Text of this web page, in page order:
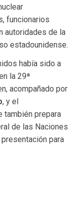
funcionarios
autoridades de la
estadounidense.
había sido a
la 29ª
acompañado por
, y el
también prepara
de las Naciones
para